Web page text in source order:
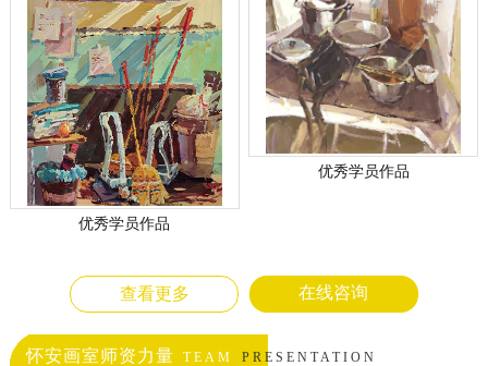
优秀学员作品
优秀学员作品
查看更多 在线咨询
怀安画室师资力量 TEAM PRESENTATION